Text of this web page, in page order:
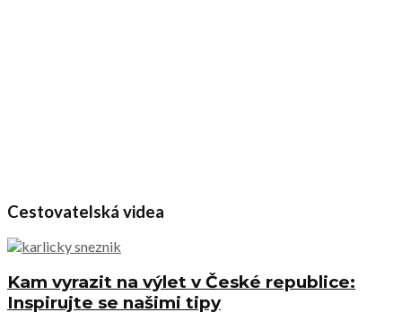
Cestovatelská videa
Kam vyrazit na výlet v České republice:
Inspirujte se našimi tipy